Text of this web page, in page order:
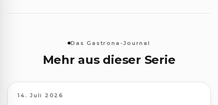
Das Gastrona-Journal
Mehr aus dieser Serie
14. Juli 2026